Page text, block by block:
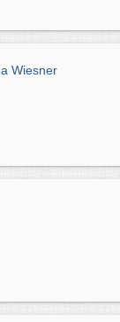
Wiesner